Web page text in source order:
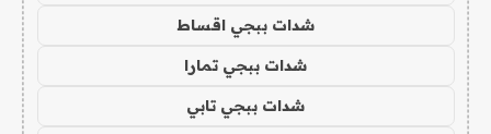
شدات ببجي اقساط
شدات ببجي تمارا
شدات ببجي تابي